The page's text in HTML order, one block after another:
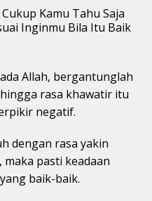
Allah, bergantunglah
rasa khawatir itu
negatif.
dengan rasa yakin
pasti keadaan
baik-baik.